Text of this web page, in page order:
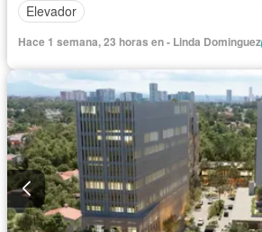
Elevador
Hace 1 semana, 23 horas en - Linda Dominguez